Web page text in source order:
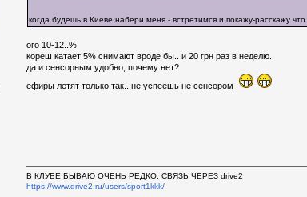
когда будешь в Киеве набери меня - встретимся и покажу-расскажу что
ого 10-12..%
кореш катает 5% снимают вроде бы.. и 20 грн раз в неделю.
да и сенсорным удобно, почему нет?
ефиры летят только так.. не успеешь не сенсором
В КЛУБЕ БЫВАЮ ОЧЕНЬ РЕДКО. СВЯЗЬ ЧЕРЕЗ drive2
https://www.drive2.ru/users/sport1kkk/